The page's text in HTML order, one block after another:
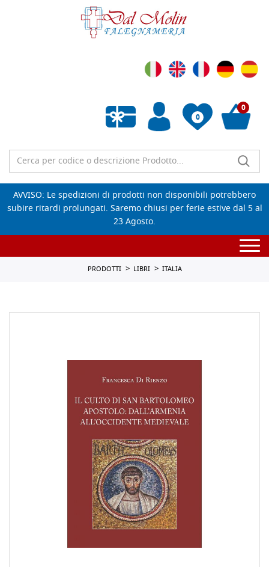
0
Wishlist vuota
0
AVVISO: Le spedizioni di prodotti non disponibili potrebbero
subire ritardi prolungati. Saremo chiusi per ferie estive dal 5 al
23 Agosto.
PRODOTTI LIBRI ITALIA